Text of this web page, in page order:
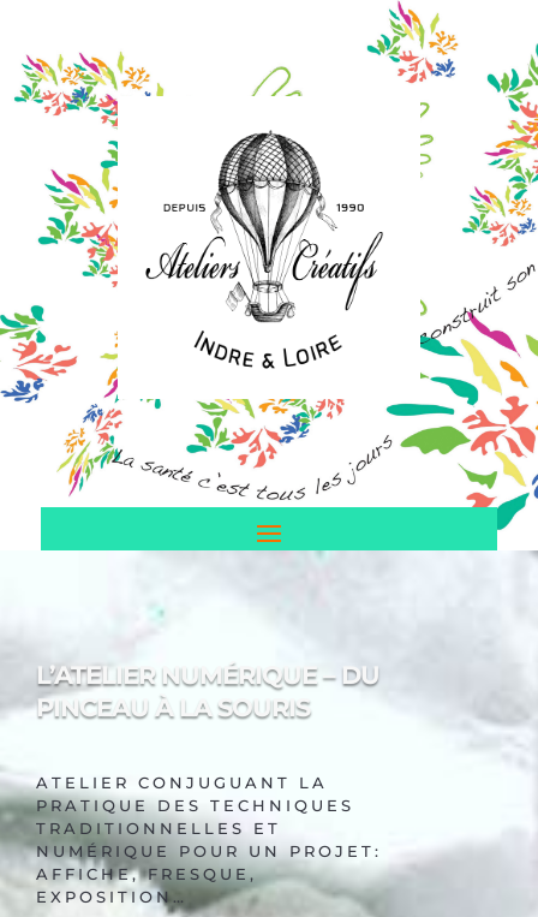
L’ATELIER NUMÉRIQUE – DU
PINCEAU À LA SOURIS
ATELIER CONJUGUANT LA
PRATIQUE DES TECHNIQUES
TRADITIONNELLES ET
NUMÉRIQUE POUR UN PROJET:
AFFICHE, FRESQUE,
EXPOSITION…